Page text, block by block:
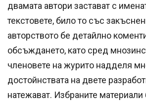
двамата автори застават с
текстовете, било то със
авторството бе детайлно
обсъждането, като сред
членовете на журито надделя
достойнствата на двете
натежават. Избраните материали